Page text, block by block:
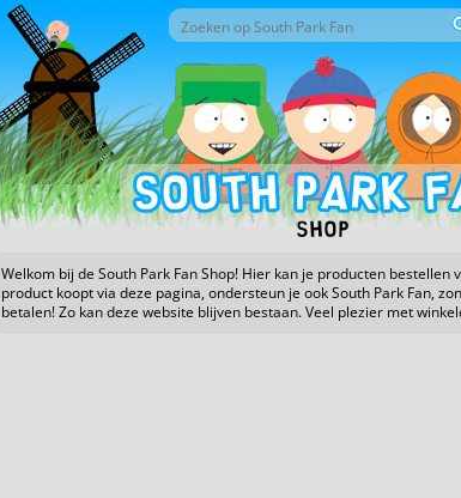
Zoekveld
Zoek door deze site
Shop
Welkom bij de South Park Fan Shop! Hier kan je producten bestellen
product koopt via deze pagina, ondersteun je ook South Park Fan,
betalen! Zo kan deze website blijven bestaan. Veel plezier met